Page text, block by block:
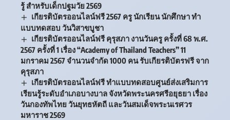
รู้ สำหรับเด็กปฐมวัย 2569
เกียรติบัตรออนไลน์ฟรี 2567 ครู นักเรียน นักศึกษา ทำ
แบบทดสอบ วันวิสาขบูชา
เกียรติบัตรออนไลน์ฟรี คุรุสภา งานวันครู ครั้งที่ 68 พ.ศ.
2567 ครั้งที่ 1 เรื่อง “Academy of Thailand Teachers” 11
มกราคม 2567 จำนวนจำกัด 1000 คน รับเกียรติบัตรฟรี จาก
คุรุสภา
เกียรติบัตรออนไลน์ฟรี ทำแบบทดสอบศูนย์ส่งเสริมการ
เรียนรู้ระดับอำเภอบางบาล จังหวัดพระนครศรีอยุธยา เรื่อง
วันกองทัพไทย วันยุทธหัตถี และวันสมเด็จพระนเรศวร
มหาราช 2569